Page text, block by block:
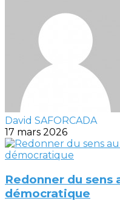
David SAFORCADA
17 mars 2026
Redonner du
démocratique